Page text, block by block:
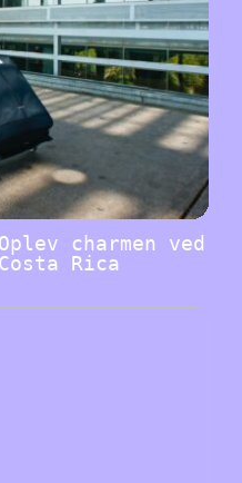
charmen ved
Rica